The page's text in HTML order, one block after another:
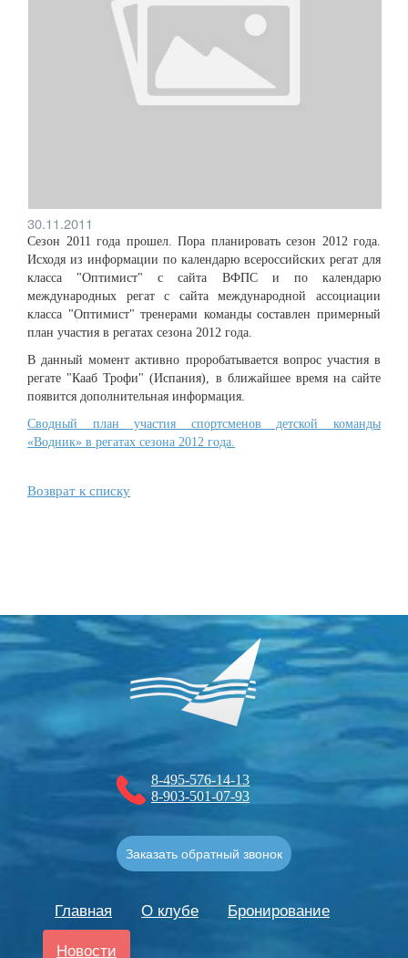
30.11.2011
Сезон 2011 года прошел. Пора планировать сезон 2012 года.
Исходя из информации по календарю всероссийских регат для
класса "Оптимист" с сайта ВФПС и по календарю
международных регат с сайта международной ассоциации
класса "Оптимист" тренерами команды составлен примерный
план участия в регатах сезона 2012 года.
В данный момент активно проробатывается вопрос участия в
регате "Кааб Трофи" (Испания), в ближайшее время на сайте
появится дополнительная информация.
Сводный план участия спортсменов детской команды
«Водник» в регатах сезона 2012 года.
Возврат к списку
Главная О клубе
Бронирование
Новости
8-495-576-14-13
8-903-501-07-93
Заказать обратный звонок